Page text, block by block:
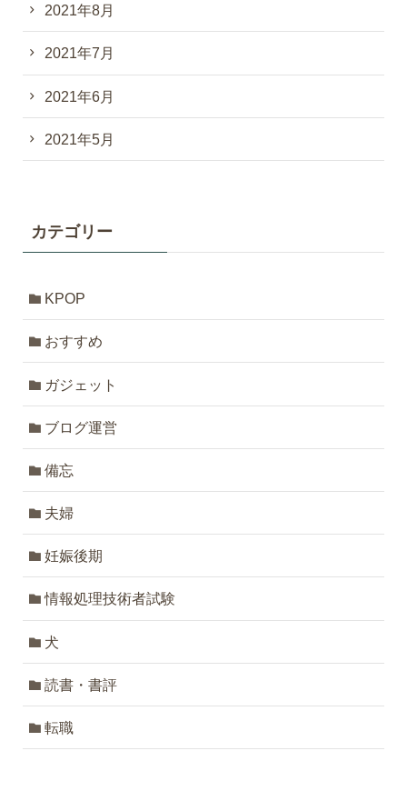
2021年8月
2021年7月
2021年6月
2021年5月
カテゴリー
KPOP
おすすめ
ガジェット
ブログ運営
備忘
夫婦
妊娠後期
情報処理技術者試験
犬
読書・書評
転職